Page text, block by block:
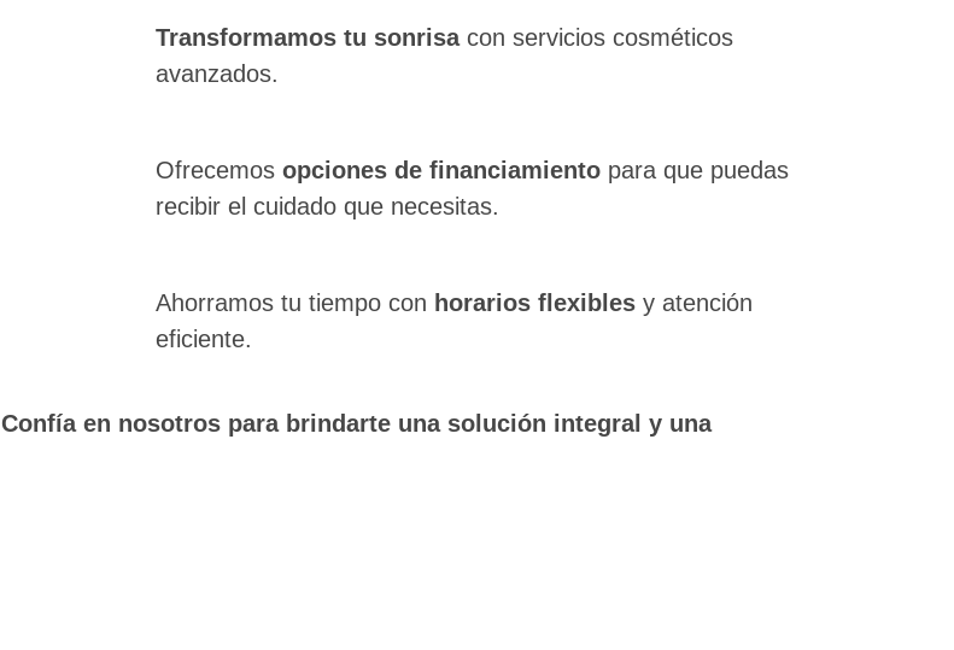
Transformamos tu sonrisacon servicios cosméticos
avanzados.
Ofrecemos opciones de financiamiento para que puedas
recibir el cuidado que necesitas.
Ahorramos tu tiempo con horarios flexibles y atención
eficiente.
Confía en nosotros para brindarte una solución integral y una